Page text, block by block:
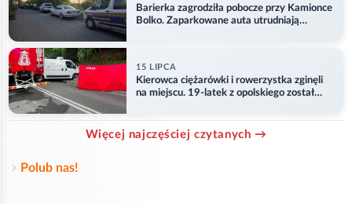
Barierka zagrodziła pobocze przy Kamionce
Bolko. Zaparkowane auta utrudniają
15 LIPCA
Kierowca ciężarówki i rowerzystka zginęli
na miejscu. 19-latek z opolskiego został
Więcej najczęściej czytanych →
Polub nas!